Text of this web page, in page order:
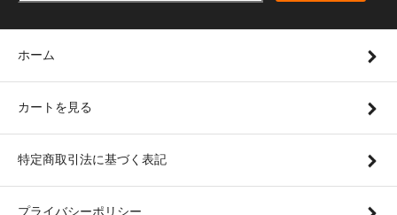
ホーム
カートを見る
特定商取引法に基づく表記
プライバシーポリシー